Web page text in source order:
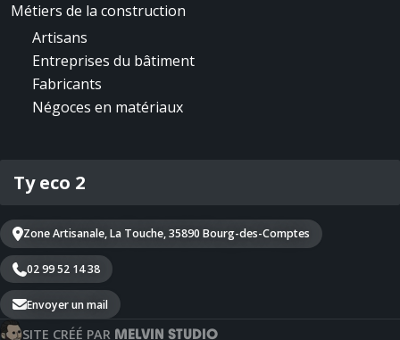
Métiers de la construction
Artisans
Entreprises du bâtiment
Fabricants
Négoces en matériaux
Ty eco 2
Zone Artisanale, La Touche, 35890 Bourg-des-Comptes
02 99 52 14 38
Envoyer un mail
SITE CRÉÉ PAR MELVIN STUDIO